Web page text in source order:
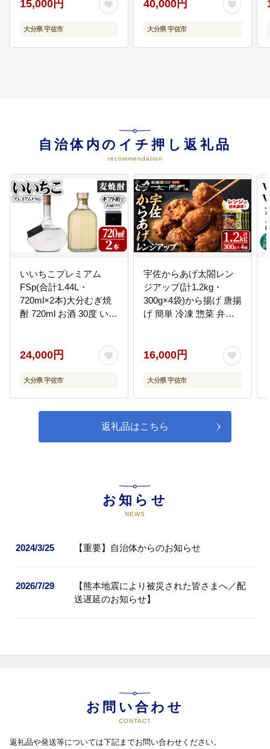
08
4-6宇佐地域(和間)地区を応援
【和間】地区まちづくり協議会を
【長峰】地区まちづくり協議会を
応援する
4-9宇佐地域(西馬城)地区を応援
援する
12
4-10宇佐地域(麻生)地区を応援
4-11宇佐地域(天津)地区を応援
【天津】地域づくり協議会を応援
する
【安心院】地区まちづくり協議会
を応援する
15
4-13院内地域(東院内)地区を応援
【東院内】まちづくり協議会を応
応援する
4-15院内地域(院内)地区を応援
【院内】地区まちづくり協議会を
15,000円
大分県 宇佐市
業】
40,000円
大分県 宇佐市
自治体内のイチ押し返礼品
recommendation
いいちこプレミアム
FSp(合計1.44L・
720ml×2本)大分むぎ焼
酎 720ml お酒 30度 いい
【101600300】【江戸心
本館USA 未来ファク
トリー事業部】
24,000円
大分県 宇佐市
宇佐からあげ太閤レン
ジアップ(計1.2kg・
300g×4袋)から揚げ 唐揚
げ 簡単 冷凍 惣菜 弁当
【101100200】【太閤】
16,000円
大分県 宇佐市
返礼品はこちら
お知らせ
NEWS
2024/3/25 【重要】自治体からのお知らせ
2026/7/29
【熊本地震により被災された皆さまへ／配
送遅延のお知らせ】
お問い合わせ
CONTACT
返礼品や発送等については下記までお問い合わせください。